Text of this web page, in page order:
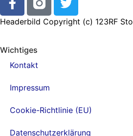
Headerbild Copyright (c) 123RF
Wichtiges
Kontakt
Impressum
Cookie-Richtlinie (EU)
Datenschutzerklärung